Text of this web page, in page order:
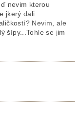
nevim kterou
jkerý dali
Nevim, ale
šípy...Tohle se jim